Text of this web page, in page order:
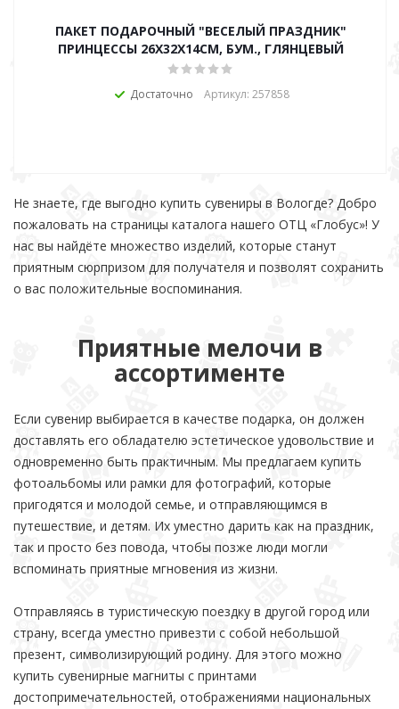
ПАКЕТ ПОДАРОЧНЫЙ "ВЕСЕЛЫЙ ПРАЗДНИК"
ПРИНЦЕССЫ 26Х32Х14СМ, БУМ., ГЛЯНЦЕВЫЙ
Достаточно Артикул: 257858
Не знаете, где выгодно купить сувениры в Вологде? Добро
пожаловать на страницы каталога нашего ОТЦ «Глобус»! У
нас вы найдёте множество изделий, которые станут
приятным сюрпризом для получателя и позволят сохранить
о вас положительные воспоминания.
Приятные мелочи в
ассортименте
Если сувенир выбирается в качестве подарка, он должен
доставлять его обладателю эстетическое удовольствие и
одновременно быть практичным. Мы предлагаем купить
фотоальбомы или рамки для фотографий, которые
пригодятся и молодой семье, и отправляющимся в
путешествие, и детям. Их уместно дарить как на праздник,
так и просто без повода, чтобы позже люди могли
вспоминать приятные мгновения из жизни.
Отправляясь в туристическую поездку в другой город или
страну, всегда уместно привезти с собой небольшой
презент, символизирующий родину. Для этого можно
купить сувенирные магниты с принтами
достопримечательностей, отображениями национальных